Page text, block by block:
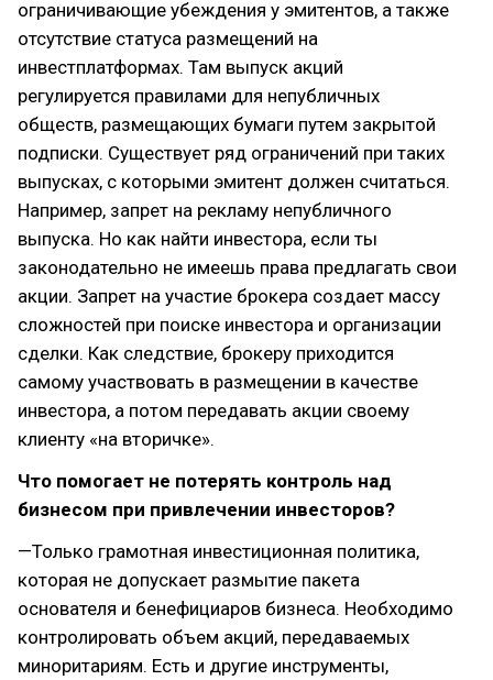
ограничивающие убеждения у эмитентов, а также
отсутствие статуса размещений на
инвестплатформах. Там выпуск акций
регулируется правилами для непубличных
обществ, размещающих бумаги путем закрытой
подписки. Существует ряд ограничений при таких
выпусках, с которыми эмитент должен считаться.
Например, запрет на рекламу непубличного
выпуска. Но как найти инвестора, если ты
законодательно не имеешь права предлагать свои
акции. Запрет на участие брокера создает массу
сложностей при поиске инвестора и организации
сделки. Как следствие, брокеру приходится
самому участвовать в размещении в качестве
инвестора, а потом передавать акции своему
клиенту «на вторичке».
Что помогает не потерять контроль над
бизнесом при привлечении инвесторов?
—Только грамотная инвестиционная политика,
которая не допускает размытие пакета
основателя и бенефициаров бизнеса. Необходимо
контролировать объем акций, передаваемых
миноритариям. Есть и другие инструменты,